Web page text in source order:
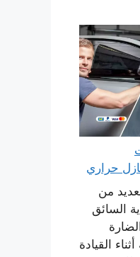
من
السائق
القيادة